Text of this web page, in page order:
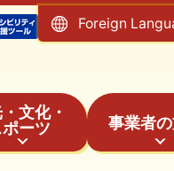
Foreign
文化・
ポーツ
事業者